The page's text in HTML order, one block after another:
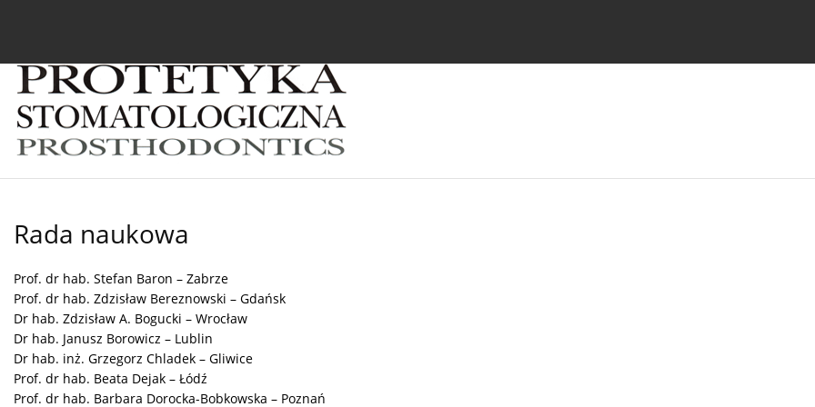
Rada naukowa
Prof. dr hab. Stefan Baron – Zabrze
Prof. dr hab. Zdzisław Bereznowski – Gdańsk
Dr hab. Zdzisław A. Bogucki – Wrocław
Dr hab. Janusz Borowicz – Lublin
Dr hab. inż. Grzegorz Chladek – Gliwice
Prof. dr hab. Beata Dejak – Łódź
Prof. dr hab. Barbara Dorocka-Bobkowska – Poznań